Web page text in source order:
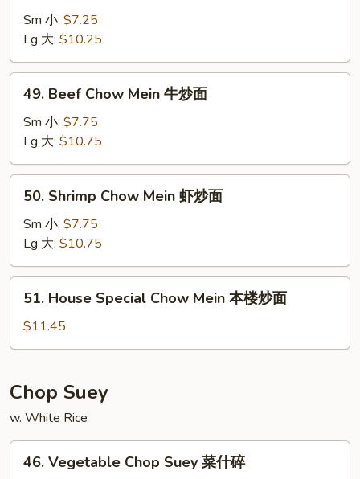
Chow
Mein
鸡
炒
Sm 小: $7.25
Lg 大: $10.25
Beef
Chow
Mein
牛
炒
49. Beef Chow Mein 牛炒面
Sm 小: $7.75
Lg 大: $10.75
Shrimp
Chow
Mein
虾
炒
50. Shrimp Chow Mein 虾炒面
Sm 小: $7.75
Lg 大: $10.75
House
Special
Chow
本
楼
炒
面
51. House Special Chow Mein 本楼炒面
$11.45
Chop Suey
w. White Rice
Vegetable
46. Vegetable Chop Suey 菜什碎